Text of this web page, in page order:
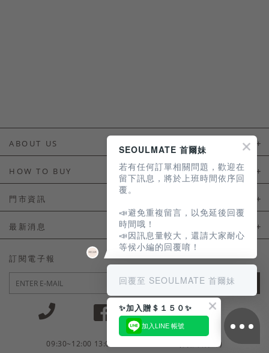
ABOUT US
HOW TO BUY
如何購買
會員常見問題
訂單常見問題
商品售後服務
電子發票
門市資訊
門市資訊
最新消息
LINE官方會員活動
訂閱電子報
JOIN
09:30~12:00 13:00~18:30 / Mon - Fri(例假日除外)
SEOULMATE 首爾妹
若有任何訂單相關問題，歡迎在
留下訊息，將於上班時間依序回
覆。
📣避免重複留言，以免延後回覆
時間哦！
📣因訊息量較大，還請大家耐心
等候小編的回覆唷！
回覆至 SEOULMATE 首爾妹
✨加入贈＄１５０✨
加入LINE 帳號